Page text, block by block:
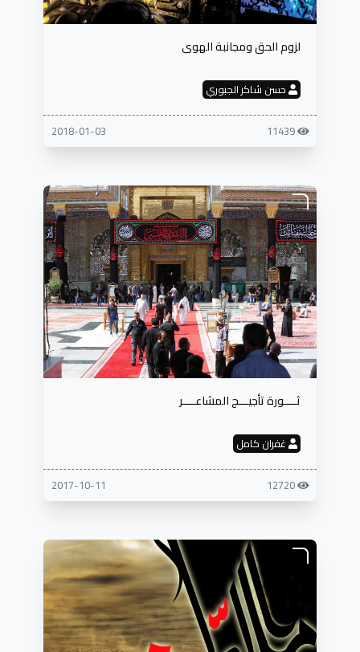
لزوم الحق ومجانبة الهوى
حسن شاكر الجبوري
ثــــورة تأجيـــج المشاعــــر
غفران كامل